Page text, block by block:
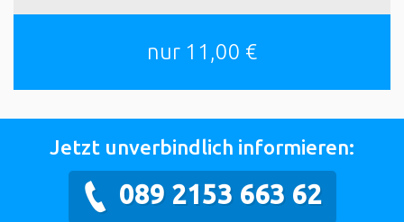
nur 11,00 €
Jetzt unverbindlich informieren:
089 2153 663 62